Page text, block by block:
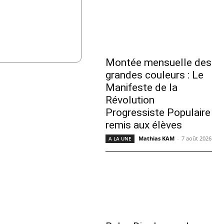
Montée mensuelle des
grandes couleurs : Le
Manifeste de la
Révolution
Progressiste Populaire
remis aux élèves
A LA UNE Mathias KAM - 7 août 2026